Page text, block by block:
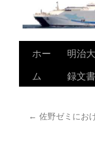
ホー
ム
明治
録文書
← 佐野ゼミにお